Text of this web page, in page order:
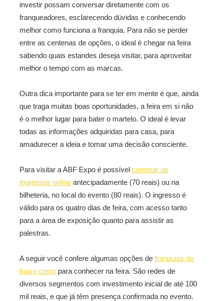
investir possam conversar diretamente com os
franqueadores, esclarecendo dúvidas e conhecendo
melhor como funciona a franquia. Para não se perder
entre as centenas de opções, o ideal é chegar na feira
sabendo quais estandes deseja visitar, para aproveitar
melhor o tempo com as marcas.
Outra dica importante para se ter em mente é que, ainda
que traga muitas boas oportunidades, a feira em si não
é o melhor lugar para bater o martelo. O ideal é levar
todas as informações adquiridas para casa, para
amadurecer a ideia e tomar uma decisão consciente.
Para visitar a ABF Expo é possível comprar os
ingressos online antecipadamente (70 reais) ou na
bilheteria, no local do evento (80 reais). O ingresso é
válido para os quatro dias de feira, com acesso tanto
para a área de exposição quanto para assistir as
palestras.
A seguir você confere algumas opções de franquias de
baixo custo para conhecer na feira. São redes de
diversos segmentos com investimento inicial de até 100
mil reais, e que já têm presença confirmada no evento.